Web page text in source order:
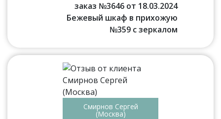
заказ №3646 от 18.03.2024
Бежевый шкаф в прихожую
№359 с зеркалом
Смирнов Сергей
(Москва)